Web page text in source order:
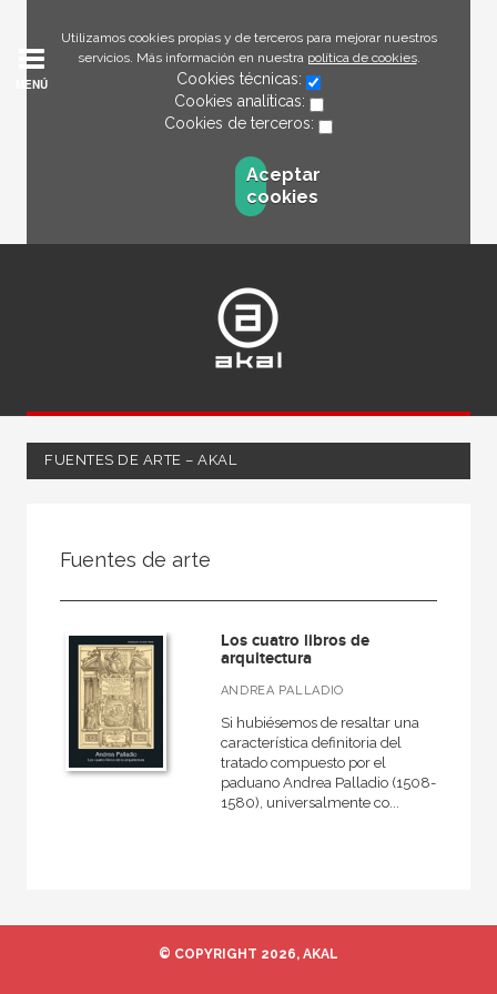
Utilizamos cookies propias y de terceros para mejorar nuestros
servicios. Más información en nuestra política de cookies.
Cookies técnicas:
Cookies analíticas:
Cookies de terceros:
Aceptar
cookies
MENÚ
FUENTES DE ARTE – AKAL
Ciencias humanas y sociales
Arquitectura
Teoría de la arquitectura
MATERIAS
Fuentes de arte
Los cuatro libros de
arquitectura
ANDREA PALLADIO
Si hubiésemos de resaltar una
característica definitoria del
tratado compuesto por el
paduano Andrea Palladio (1508-
1580), universalmente co...
© COPYRIGHT 2026, AKAL